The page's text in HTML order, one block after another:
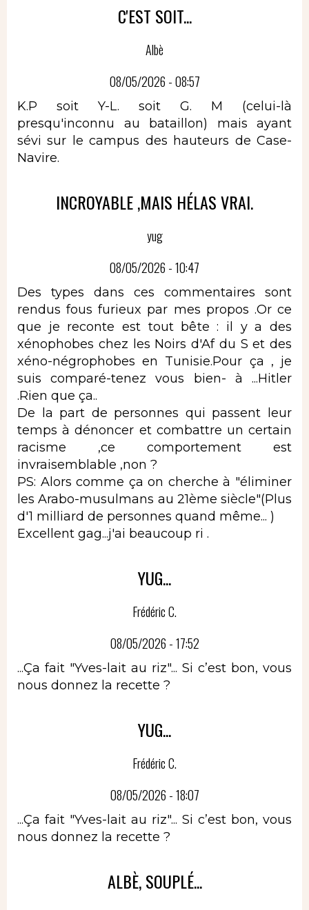
C'EST SOIT...
Albè
08/05/2026 - 08:57
K.P soit Y-L. soit G. M (celui-là
presqu'inconnu au bataillon) mais ayant
sévi sur le campus des hauteurs de Case-
Navire.
INCROYABLE ,MAIS HÉLAS VRAI.
yug
08/05/2026 - 10:47
Des types dans ces commentaires sont
rendus fous furieux par mes propos .Or ce
que je reconte est tout bête : il y a des
xénophobes chez les Noirs d'Af du S et des
xéno-négrophobes en Tunisie.Pour ça , je
suis comparé-tenez vous bien- à ...Hitler
.Rien que ça..
De la part de personnes qui passent leur
temps à dénoncer et combattre un certain
racisme ,ce comportement est
invraisemblable ,non ?
PS: Alors comme ça on cherche à "éliminer
les Arabo-musulmans au 21ème siècle"(Plus
d'1 milliard de personnes quand même... )
Excellent gag...j'ai beaucoup ri .
YUG...
Frédéric C.
08/05/2026 - 17:52
...Ça fait "Yves-lait au riz"... Si c’est bon, vous
nous donnez la recette ?
YUG...
Frédéric C.
08/05/2026 - 18:07
...Ça fait "Yves-lait au riz"... Si c’est bon, vous
nous donnez la recette ?
ALBÈ, SOUPLÉ...